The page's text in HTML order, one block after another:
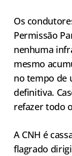
Os
Permissão
nenhuma
mesmo
no tempo de
definitiva.
refazer todo
A CNH é
flagrado